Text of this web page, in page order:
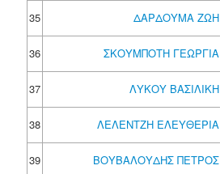
35
ΔΑΡΔΟΥΜΑ ΖΩΗ
36
ΣΚΟΥΜΠΟΤΗ ΓΕΩΡΓΙΑ
37
ΛΥΚΟΥ ΒΑΣΙΛΙΚΗ
38
ΛΕΛΕΝΤΖΗ ΕΛΕΥΘΕΡΙΑ
39
ΒΟΥΒΑΛΟΥΔΗΣ ΠΕΤΡΟΣ